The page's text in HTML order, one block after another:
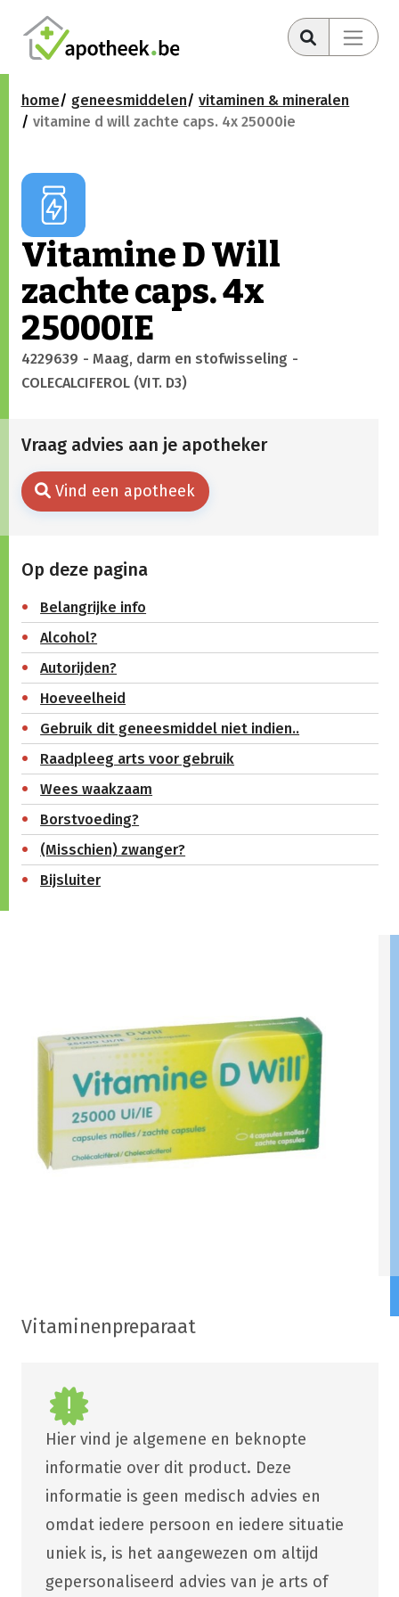
home geneesmiddelen
vitaminen & mineralen
vitamine d will zachte caps. 4x 25000ie
Vitamine D Will
zachte caps. 4x
25000IE
4229639 - Maag, darm en stofwisseling -
COLECALCIFEROL (VIT. D3)
Vraag advies aan je apotheker
Vind een apotheek
Op deze pagina
Belangrijke info
Alcohol?
Autorijden?
Hoeveelheid
Gebruik dit geneesmiddel niet indien..
Raadpleeg arts voor gebruik
Wees waakzaam
Borstvoeding?
(Misschien) zwanger?
Bijsluiter
Vitaminenpreparaat
Hier vind je algemene en beknopte
informatie over dit product. Deze
informatie is geen medisch advies en
omdat iedere persoon en iedere situatie
uniek is, is het aangewezen om altijd
gepersonaliseerd advies van je arts of